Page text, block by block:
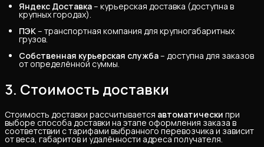
Яндекс Доставка– курьерская доставка (доступна в
крупных городах).
ПЭК– транспортная компания для крупногабаритных
грузов.
Собственная курьерская служба– доступна для заказов
от определённой суммы.
3. Стоимость доставки
Стоимость доставки рассчитывается автоматически при
выборе способа доставки на этапе оформления заказа в
соответствии с тарифами выбранного перевозчика и зависит
от веса, габаритов и удалённости адреса получателя.